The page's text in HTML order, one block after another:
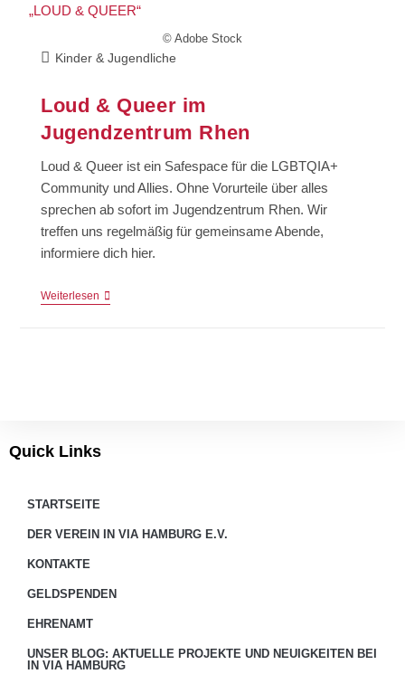
© Adobe Stock
Kinder & Jugendliche
Loud & Queer im
Jugendzentrum Rhen
Loud & Queer ist ein Safespace für die LGBTQIA+
Community und Allies. Ohne Vorurteile über alles
sprechen ab sofort im Jugendzentrum Rhen. Wir
treffen uns regelmäßig für gemeinsame Abende,
informiere dich hier.
Weiterlesen
Quick Links
STARTSEITE
DER VEREIN IN VIA HAMBURG E.V.
KONTAKTE
GELDSPENDEN
EHRENAMT
UNSER BLOG: AKTUELLE PROJEKTE UND NEUIGKEITEN BEI
IN VIA HAMBURG